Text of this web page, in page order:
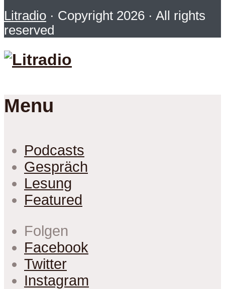
Litradio · Copyright 2026 · All rights
reserved
Menu
Podcasts
Gespräch
Lesung
Featured
Folgen
Facebook
Twitter
Instagram